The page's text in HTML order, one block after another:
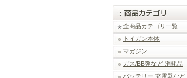
全商品カテゴリ一覧
トイガン本体
マガジン
ガス/BB弾など 消耗品
バッテリー 充電器など